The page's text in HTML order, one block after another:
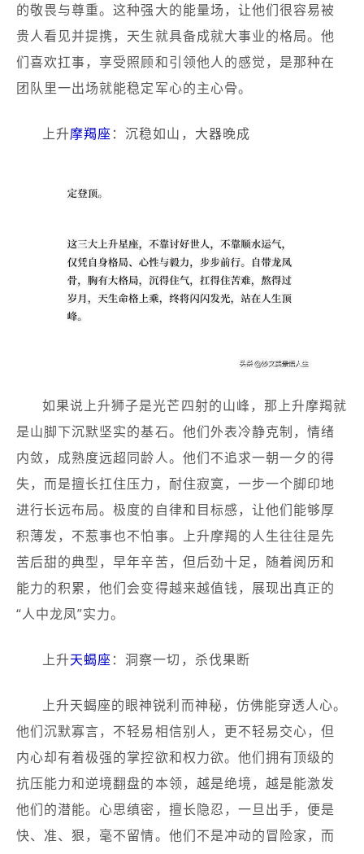
的敬畏与尊重。这种强大的能量场，让他们很容易被
贵人看见并提携，天生就具备成就大事业的格局。他
们喜欢扛事，享受照顾和引领他人的感觉，是那种在
团队里一出场就能稳定军心的主心骨。
上升摩羯座：沉稳如山，大器晚成
如果说上升狮子是光芒四射的山峰，那上升摩羯就
是山脚下沉默坚实的基石。他们外表冷静克制，情绪
内敛，成熟度远超同龄人。他们不追求一朝一夕的得
失，而是擅长扛住压力，耐住寂寞，一步一个脚印地
进行长远布局。极度的自律和目标感，让他们能够厚
积薄发，不惹事也不怕事。上升摩羯的人生往往是先
苦后甜的典型，早年辛苦，但后劲十足，随着阅历和
能力的积累，他们会变得越来越值钱，展现出真正的
“人中龙凤”实力。
上升天蝎座：洞察一切，杀伐果断
上升天蝎座的眼神锐利而神秘，仿佛能穿透人心。
他们沉默寡言，不轻易相信别人，更不轻易交心，但
内心却有着极强的掌控欲和权力欲。他们拥有顶级的
抗压能力和逆境翻盘的本领，越是绝境，越是能激发
他们的潜能。心思缜密，擅长隐忍，一旦出手，便是
快、准、狠，毫不留情。他们不是冲动的冒险家，而